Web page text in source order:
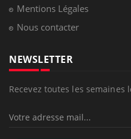
Mentions Légales
Nous contacter
NEWSLETTER
Recevez toutes les